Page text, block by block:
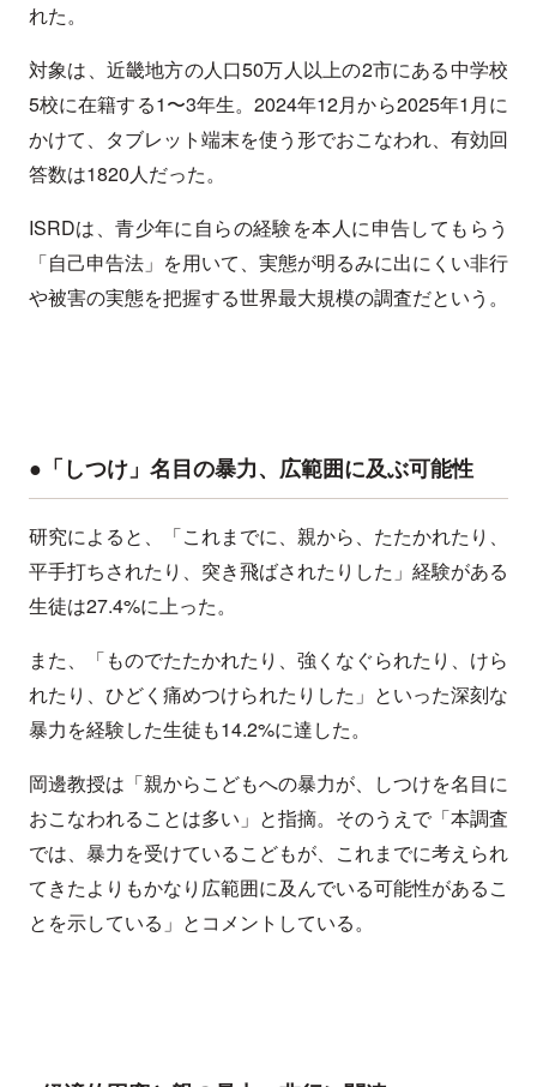
れた。
対象は、近畿地方の人口50万人以上の2市にある中学校
5校に在籍する1〜3年生。2024年12月から2025年1月に
かけて、タブレット端末を使う形でおこなわれ、有効回
答数は1820人だった。
ISRDは、青少年に自らの経験を本人に申告してもらう
「自己申告法」を用いて、実態が明るみに出にくい非行
や被害の実態を把握する世界最大規模の調査だという。
●「しつけ」名目の暴力、広範囲に及ぶ可能性
研究によると、「これまでに、親から、たたかれたり、
平手打ちされたり、突き飛ばされたりした」経験がある
生徒は27.4%に上った。
また、「ものでたたかれたり、強くなぐられたり、けら
れたり、ひどく痛めつけられたりした」といった深刻な
暴力を経験した生徒も14.2%に達した。
岡邊教授は「親からこどもへの暴力が、しつけを名目に
おこなわれることは多い」と指摘。そのうえで「本調査
では、暴力を受けているこどもが、これまでに考えられ
てきたよりもかなり広範囲に及んでいる可能性があるこ
とを示している」とコメントしている。